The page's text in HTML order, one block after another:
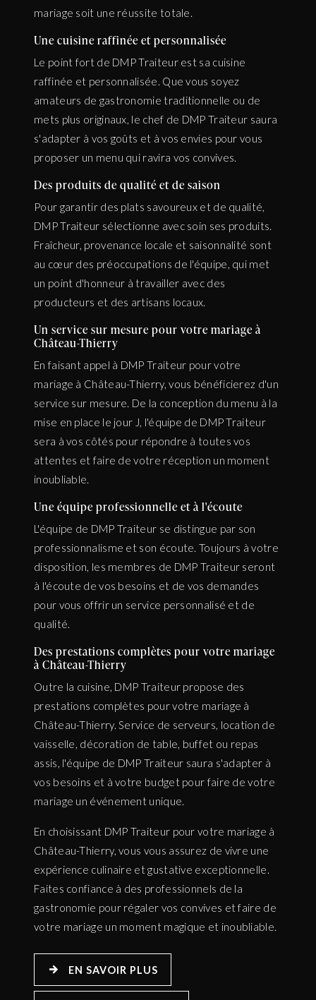
mariage soit une réussite totale.
Une cuisine raffinée et personnalisée
Le point fort de DMP Traiteur est sa cuisine
raffinée et personnalisée. Que vous soyez
amateurs de gastronomie traditionnelle ou de
mets plus originaux, le chef de DMP Traiteur saura
s'adapter à vos goûts et à vos envies pour vous
proposer un menu qui ravira vos convives.
Des produits de qualité et de saison
Pour garantir des plats savoureux et de qualité,
DMP Traiteur sélectionne avec soin ses produits.
Fraîcheur, provenance locale et saisonnalité sont
au cœur des préoccupations de l'équipe, qui met
un point d'honneur à travailler avec des
producteurs et des artisans locaux.
Un service sur mesure pour votre mariage à
Château-Thierry
En faisant appel à DMP Traiteur pour votre
mariage à Château-Thierry, vous bénéficierez d'un
service sur mesure. De la conception du menu à la
mise en place le jour J, l'équipe de DMP Traiteur
sera à vos côtés pour répondre à toutes vos
attentes et faire de votre réception un moment
inoubliable.
Une équipe professionnelle et à l'écoute
L'équipe de DMP Traiteur se distingue par son
professionnalisme et son écoute. Toujours à votre
disposition, les membres de DMP Traiteur seront
à l'écoute de vos besoins et de vos demandes
pour vous offrir un service personnalisé et de
qualité.
Des prestations complètes pour votre mariage
à Château-Thierry
Outre la cuisine, DMP Traiteur propose des
prestations complètes pour votre mariage à
Château-Thierry. Service de serveurs, location de
vaisselle, décoration de table, buffet ou repas
assis, l'équipe de DMP Traiteur saura s'adapter à
vos besoins et à votre budget pour faire de votre
mariage un événement unique.
En choisissant DMP Traiteur pour votre mariage à
Château-Thierry, vous vous assurez de vivre une
expérience culinaire et gustative exceptionnelle.
Faites confiance à des professionnels de la
gastronomie pour régaler vos convives et faire de
votre mariage un moment magique et inoubliable.
EN SAVOIR PLUS